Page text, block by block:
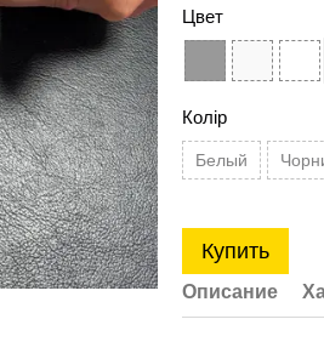
Цвет
Колір
Белый
Купить
Описание